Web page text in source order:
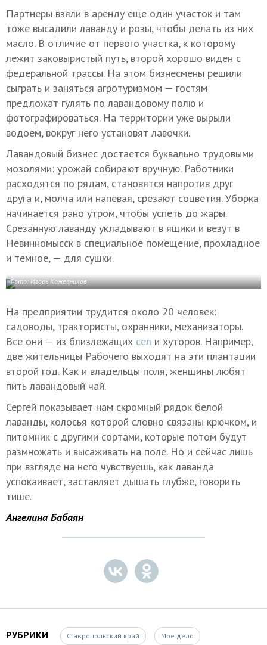
Партнеры взяли в аренду еще один участок и там
тоже высадили лаванду и розы, чтобы делать из них
масло. В отличие от первого участка, к которому
лежит заковыристый путь, второй хорошо виден с
федеральной трассы. На этом бизнесмены решили
сыграть и заняться агротуризмом — гостям
предложат гулять по лавандовому полю и
фотографироваться. На территории уже вырыли
водоем, вокруг него установят лавочки.
Лавандовый бизнес достается буквально трудовыми
мозолями: урожай собирают вручную. Работники
расходятся по рядам, становятся напротив друг
друга и, молча или напевая, срезают соцветия. Уборка
начинается рано утром, чтобы успеть до жары.
Срезанную лаванду укладывают в ящики и везут в
Невинномысск в специальное помещение, прохладное
и темное, — для сушки.
Фото: Игорь Кожевников
На предприятии трудится около 20 человек:
садоводы, трактористы, охранники, механизаторы.
Все они — из близлежащих сел и хуторов. Например,
две жительницы Рабочего выходят на эти плантации
второй год. Как и владельцы поля, женщины любят
пить лавандовый чай.
Сергей показывает нам скромный рядок белой
лаванды, колосья которой словно связаны крючком, и
питомник с другими сортами, которые потом будут
размножать и высаживать на поле. Но и сейчас лишь
при взгляде на него чувствуешь, как лаванда
успокаивает, заставляет дышать глубже, говорить
тише.
Ангелина Бабаян
РУБРИКИ Ставропольский край Мое дело